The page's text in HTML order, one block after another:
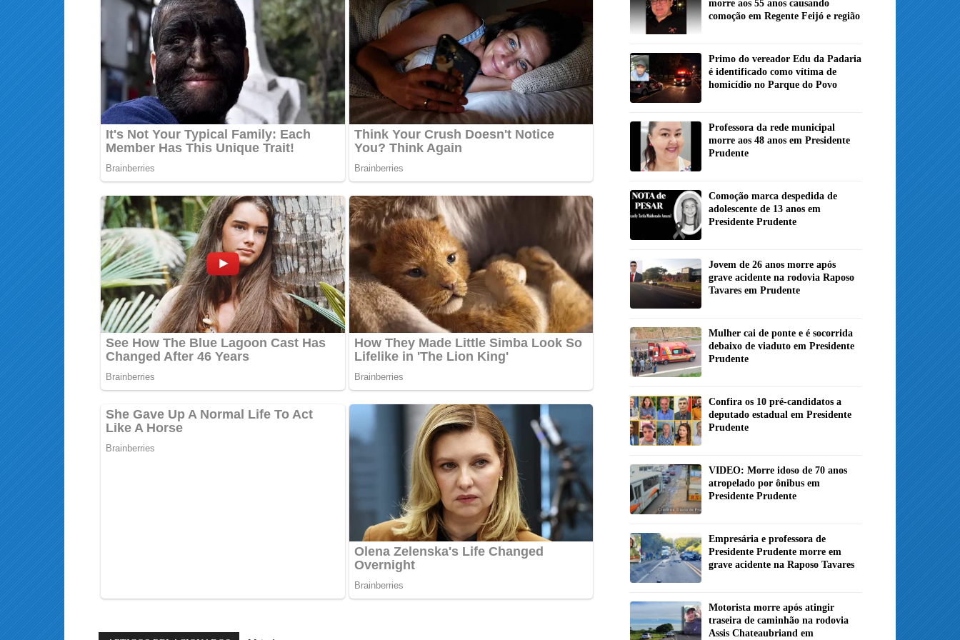
morre aos 55 anos causando
comoção em Regente Feijó e região
Primo do vereador Edu da Padaria
é identificado como vítima de
homicídio no Parque do Povo
Professora da rede municipal
morre aos 48 anos em Presidente
Prudente
Comoção marca despedida de
adolescente de 13 anos em
Presidente Prudente
Jovem de 26 anos morre após
grave acidente na rodovia Raposo
Tavares em Prudente
Mulher cai de ponte e é socorrida
debaixo de viaduto em Presidente
Prudente
Confira os 10 pré-candidatos a
deputado estadual em Presidente
Prudente
VIDEO: Morre idoso de 70 anos
atropelado por ônibus em
Presidente Prudente
Empresária e professora de
Presidente Prudente morre em
grave acidente na Raposo Tavares
Motorista morre após atingir
traseira de caminhão na rodovia
Assis Chateaubriand em